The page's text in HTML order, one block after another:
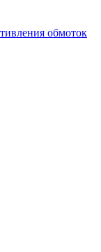
обмоток